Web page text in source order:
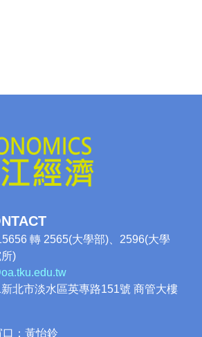
轉 2565(大學部)、2596(大學
)
北市淡水區英專路151號 商管大樓
：黃怡鈴